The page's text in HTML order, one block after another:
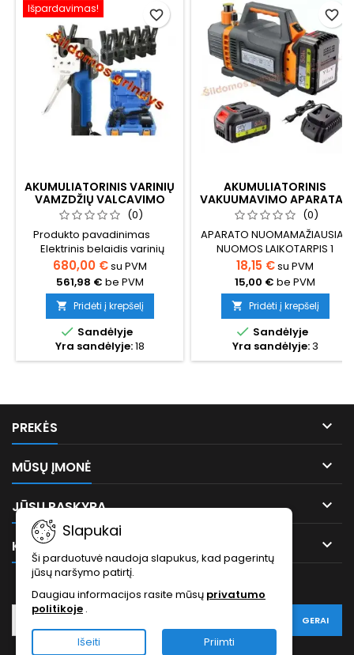
Išpardavimas!
AKUMULIATORINIS VARINIŲ
VAMZDŽIŲ VALCAVIMO
ĮRANKIS (0)
Produkto pavadinimas
Elektrinis belaidis varinių
vamzdžių valcavimo įrankis
Modelio numeris VEF-
10 Galia 7,4 V
2,0 Ah ličio baterija Vardinė
galia 60W
Valcuojamų vamzdžių
1/4", 3/8", 1/2", 5/8 "(16 mm),
3/4" skersmenys
680,00 €su PVM
561,98 € be PVM
 Pridėti į krepšelį
 Sandėlyje
Yra sandėlyje:18
favorite_border
AKUMULIATORINIS
VAKUUMAVIMO APARATAS
VP-2 NUOMA(0)
APARATO NUOMAMAŽIAUSIAS
NUOMOS LAIKOTARPIS 1
PARAKANA 1 PARA 15,00 PLIUS
PVM, VISO 18,15
EURŲUŽSTATAS 150,00
EURŲPATOGUS, NES NEREIKIA
LAIDŲADRESAS: VILNIAUS G. 35,
KARMĖLAVA, KAUNO RAJ.
18,15 €su PVM
15,00 € be PVM
 Pridėti į krepšelį
 Sandėlyje
Yra sandėlyje:3
favorite_border
PREKĖS 
MŪSŲ ĮMONĖ 
JŪSŲ PASKYRA 
KONTAKTAI 
Slapukai
Ši parduotuvė naudoja slapukus, kad pagerintų
jūsų naršymo patirtį.
Daugiau informacijos rasite mūsų privatumo
politikoje .
Išeiti Priimti
NAUJĖLAIŠKIS